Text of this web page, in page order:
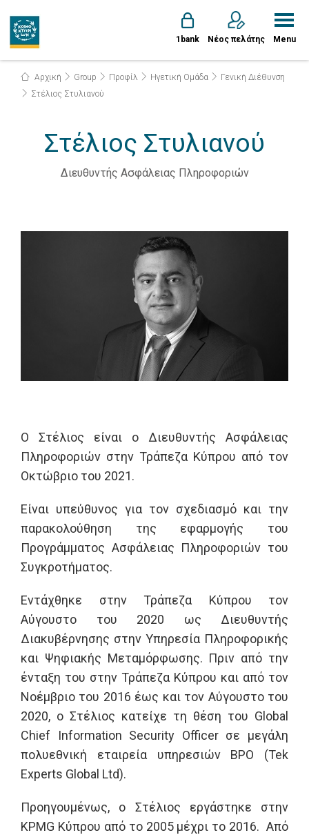
1bank Νέος πελάτης Menu
Αρχική Group Προφίλ Ηγετική Ομάδα
Γενική Διέθυνση
Στέλιος Στυλιανού
Στέλιος Στυλιανού
Διευθυντής Ασφάλειας Πληροφοριών
Ο Στέλιος είναι ο Διευθυντής Ασφάλειας
Πληροφοριών στην Τράπεζα Κύπρου από τον
Οκτώβριο του 2021.
Eίναι υπεύθυνος για τον σχεδιασμό και την
παρακολούθηση της εφαρμογής του
Προγράμματος Ασφάλειας Πληροφοριών του
Συγκροτήματος.
Εντάχθηκε στην Τράπεζα Κύπρου τον
Αύγουστο του 2020 ως Διευθυντής
Διακυβέρνησης στην Υπηρεσία Πληροφορικής
και Ψηφιακής Μεταμόρφωσης. Πριν από την
ένταξη του στην Τράπεζα Κύπρου και από τον
Νοέμβριο του 2016 έως και τον Αύγουστο του
2020, ο Στέλιος κατείχε τη θέση του Global
Chief Information Security Officer σε μεγάλη
πολυεθνική εταιρεία υπηρεσιών BPO (Tek
Experts Global Ltd).
Προηγουμένως, ο Στέλιος εργάστηκε στην
KPMG Κύπρου από το 2005 μέχρι το 2016. Από